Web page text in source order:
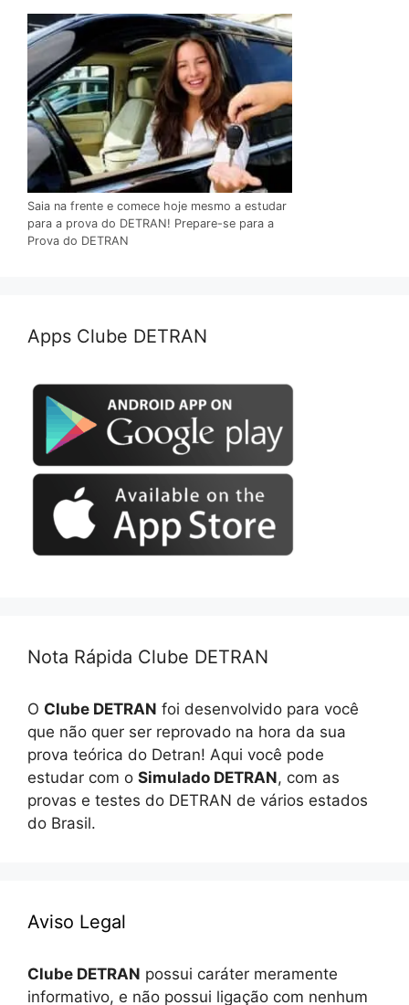
Saia na frente e comece hoje mesmo a estudar
para a prova do DETRAN! Prepare-se para a
Prova do DETRAN
Apps Clube DETRAN
Nota Rápida Clube DETRAN
O Clube DETRAN foi desenvolvido para você
que não quer ser reprovado na hora da sua
prova teórica do Detran! Aqui você pode
estudar com o Simulado DETRAN, com as
provas e testes do DETRAN de vários estados
do Brasil.
Aviso Legal
Clube DETRAN possui caráter meramente
informativo, e não possui ligação com nenhum